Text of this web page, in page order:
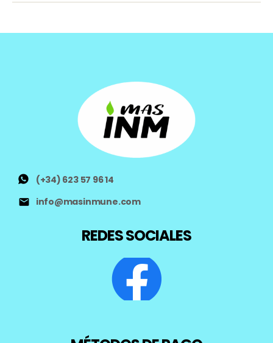
(+34) 623 57 96 14
info@masinmune.com
REDES SOCIALES